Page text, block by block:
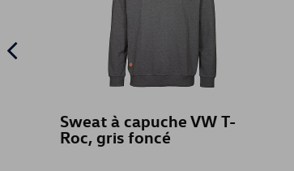
Sweat à capuche VW T-
Roc, gris foncé